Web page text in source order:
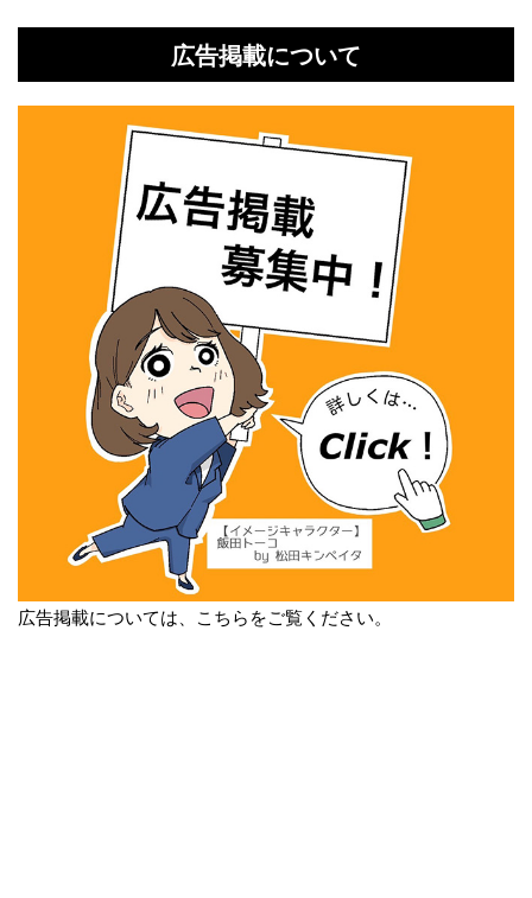
広告掲載について
広告掲載については、こちらをご覧ください。